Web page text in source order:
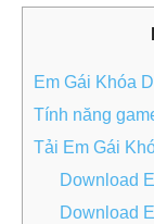
Em Gái Khóa
Tính năng
Tải Em Gái
Download
Download